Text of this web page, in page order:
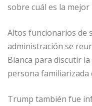
sobre cuál es la mejor
Altos funcionarios de
administración se
Blanca para discutir
persona familiarizada
Trump también fue